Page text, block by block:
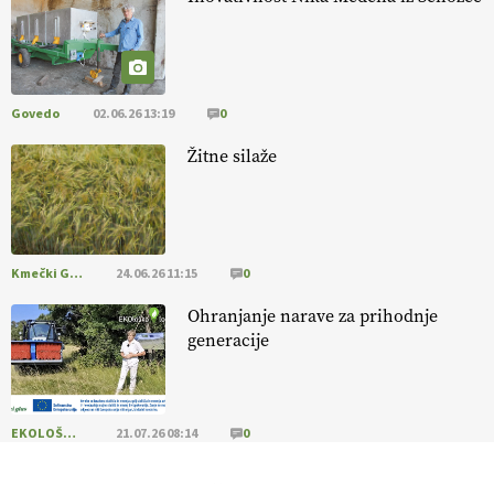
@EUAgri #IMCAP #CAP https://t.co/a1xatzEeid
Govedo 02.06.26 13:19 0
Žitne silaže
Kmečki Glas 24.06.26 11:15 0
Ohranjanje narave za prihodnje
generacije
EKOLOŠKO LOGIČNO 21.07.26 08:14 0